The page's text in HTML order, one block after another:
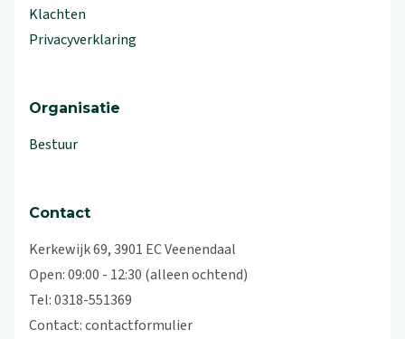
Klachten
Privacyverklaring
Organisatie
Bestuur
Contact
Kerkewijk 69, 3901 EC Veenendaal
Open: 09:00 - 12:30 (alleen ochtend)
Tel: 0318-551369
Contact:contactformulier